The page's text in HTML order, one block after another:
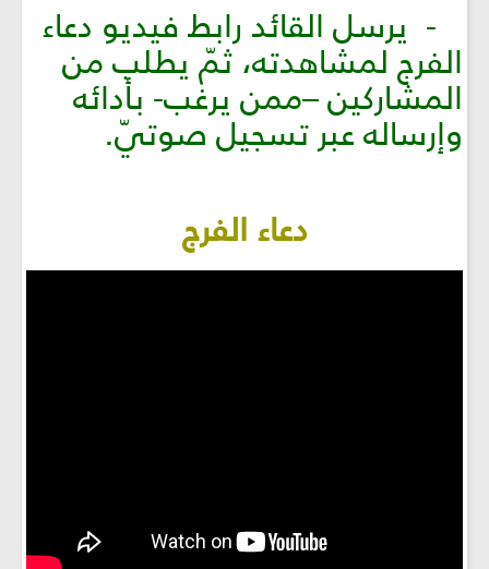
- يرسل القائد رابط فيديو دعاء
الفرج لمشاهدته، ثمّ يطلب من
المشاركين –ممن يرغب- بأدائه
وإرساله عبر تسجيل صوتيّ.
دعاء الفرج